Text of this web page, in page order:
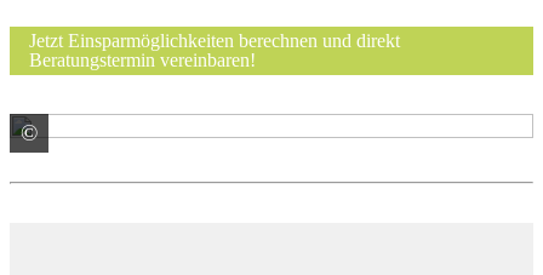
Jetzt Einsparmöglichkeiten berechnen und direkt
Beratungstermin vereinbaren!
© © sdecoret / stock.adobe.com